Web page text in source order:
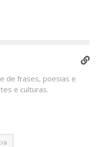
de frases, poesias e
e culturas.